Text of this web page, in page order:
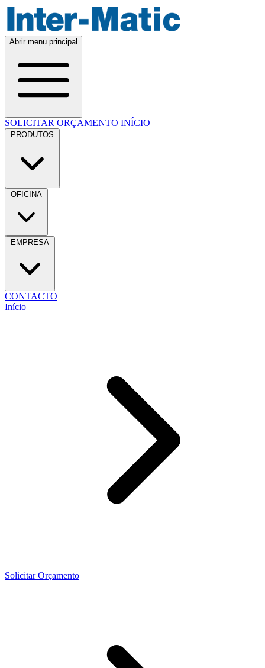
Abrir menu principal
SOLICITAR ORÇAMENTO INÍCIO
CONTACTO
Início
Solicitar Orçamento